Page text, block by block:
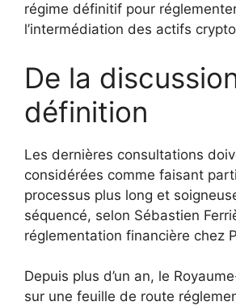
régime définitif pour
l’intermédiation des actifs
De la
définition
Les dernières consultations
considérées comme faisant
processus plus long et
séquencé, selon Sébastien
réglementation financière chez
Depuis plus d’un an, le
sur une feuille de route